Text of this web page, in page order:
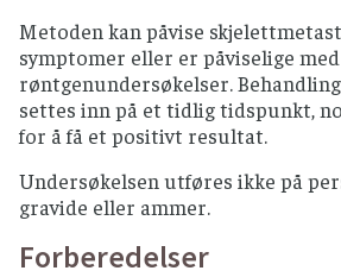
Metoden kan påvise
symptomer eller er påviselige med
røntgenundersøkelser.
settes inn på et tidlig tidspunkt,
for å få et positivt resultat.
Undersøkelsen utføres ikke på
gravide eller ammer.
Forberedelser